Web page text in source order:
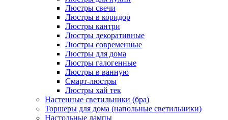
Люстры свечи
Люстры в коридор
Люстры кантри
Люстры декоративные
Люстры современные
Люстры для дома
Люстры галогенные
Люстры в ванную
Смарт-люстры
Люстры хай тек
Настенные светильники (бра)
Торшеры для дома (напольные светильники)
Настольные лампы